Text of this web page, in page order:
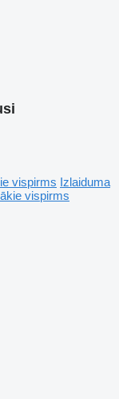
vispirms Izlaiduma
vispirms